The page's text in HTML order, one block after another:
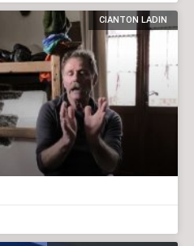
CIANTON LADIN